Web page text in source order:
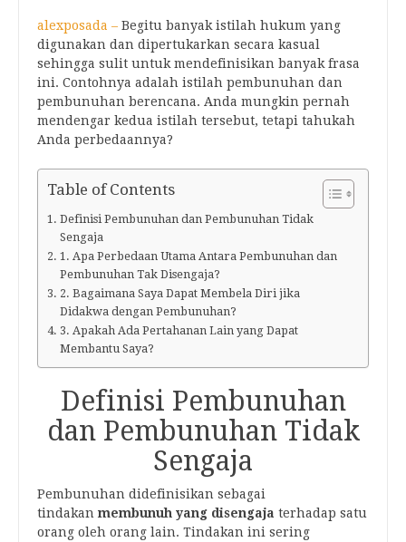
alexposada – Begitu banyak istilah hukum yang
digunakan dan dipertukarkan secara kasual
sehingga sulit untuk mendefinisikan banyak frasa
ini. Contohnya adalah istilah pembunuhan dan
pembunuhan berencana. Anda mungkin pernah
mendengar kedua istilah tersebut, tetapi tahukah
Anda perbedaannya?
Table of Contents
Definisi Pembunuhan dan Pembunuhan Tidak
Sengaja
1. Apa Perbedaan Utama Antara Pembunuhan dan
Pembunuhan Tak Disengaja?
2. Bagaimana Saya Dapat Membela Diri jika
Didakwa dengan Pembunuhan?
3. Apakah Ada Pertahanan Lain yang Dapat
Membantu Saya?
Definisi Pembunuhan
dan Pembunuhan Tidak
Sengaja
Pembunuhan didefinisikan sebagai
tindakan membunuh yang disengaja terhadap satu
orang oleh orang lain. Tindakan ini sering